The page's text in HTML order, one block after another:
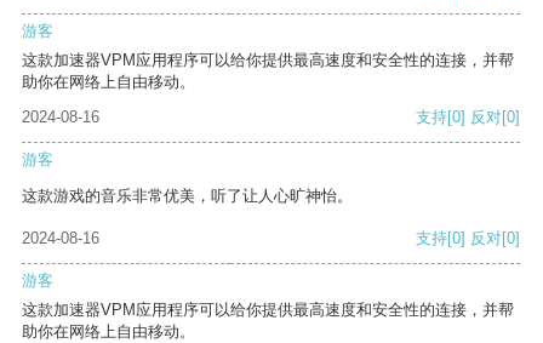
游客
这款加速器VPM应用程序可以给你提供最高速度和安全性的连接，并帮
助你在网络上自由移动。
2024-08-16
支持[0] 反对[0]
游客
这款游戏的音乐非常优美，听了让人心旷神怡。
2024-08-16 支持[0] 反对[0]
游客
这款加速器VPM应用程序可以给你提供最高速度和安全性的连接，并帮
助你在网络上自由移动。